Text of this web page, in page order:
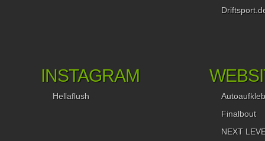
INSTAGRAM
Hellaflush
Finalbout
NEXT